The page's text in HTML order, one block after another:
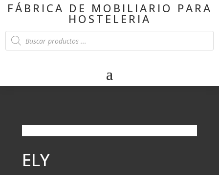
FÁBRICA DE MOBILIARIO PARA
HOSTELERIA
Products
search
ELY